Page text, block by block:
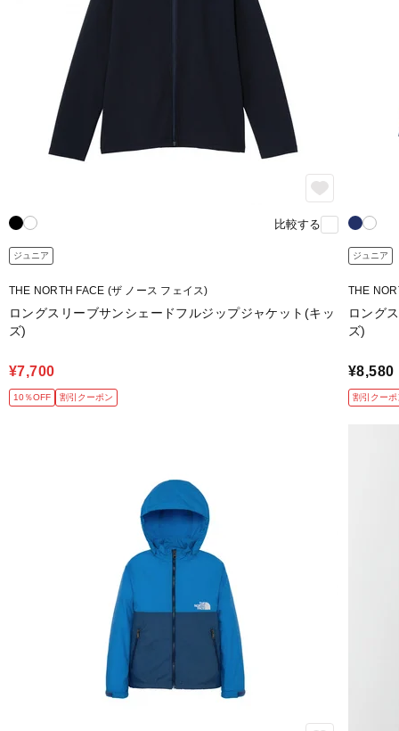
比較する
ジュニア
THE NORTH FACE (ザ ノース フェイス)
ロングスリーブサンシェードフルジップジャケット(キッ
ズ)
¥7,700
10％OFF 割引クーポン
ジュニア
THE
ロング
ズ)
¥8,580
割引クーポ